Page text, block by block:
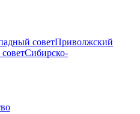
советПриволжский
Сибирско-